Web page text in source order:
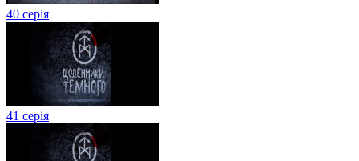
40 серія
41 серія